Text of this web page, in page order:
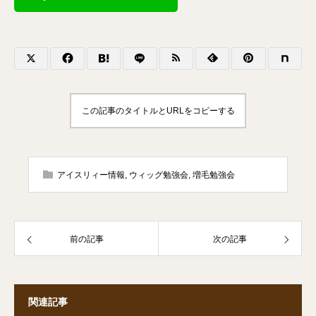
この記事のタイトルとURLをコピーする
アイスリィー情報, ウィッグ勉強会, 増毛勉強会
前の記事 次の記事
関連記事